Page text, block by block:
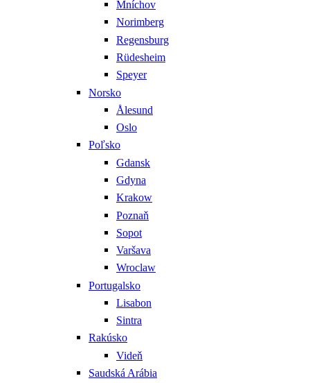
Mníchov
Norimberg
Regensburg
Rüdesheim
Speyer
Norsko
Ålesund
Oslo
Poľsko
Gdansk
Gdyna
Krakow
Poznaň
Sopot
Varšava
Wroclaw
Portugalsko
Lisabon
Sintra
Rakúsko
Videň
Saudská Arábia